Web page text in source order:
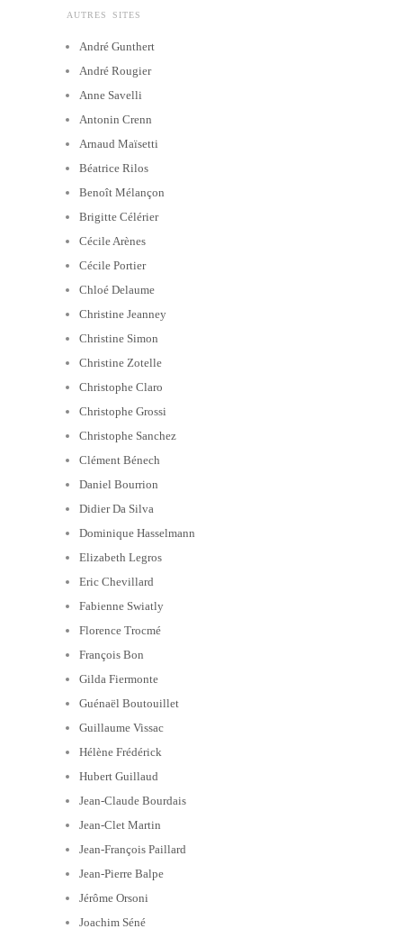
AUTRES SITES
André Gunthert
André Rougier
Anne Savelli
Antonin Crenn
Arnaud Maïsetti
Béatrice Rilos
Benoît Mélançon
Brigitte Célérier
Cécile Arènes
Cécile Portier
Chloé Delaume
Christine Jeanney
Christine Simon
Christine Zotelle
Christophe Claro
Christophe Grossi
Christophe Sanchez
Clément Bénech
Daniel Bourrion
Didier Da Silva
Dominique Hasselmann
Elizabeth Legros
Eric Chevillard
Fabienne Swiatly
Florence Trocmé
François Bon
Gilda Fiermonte
Guénaël Boutouillet
Guillaume Vissac
Hélène Frédérick
Hubert Guillaud
Jean-Claude Bourdais
Jean-Clet Martin
Jean-François Paillard
Jean-Pierre Balpe
Jérôme Orsoni
Joachim Séné